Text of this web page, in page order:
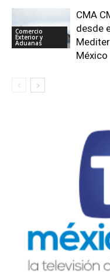
Comercio
Exterior y
Aduanas
CMA
desde
México